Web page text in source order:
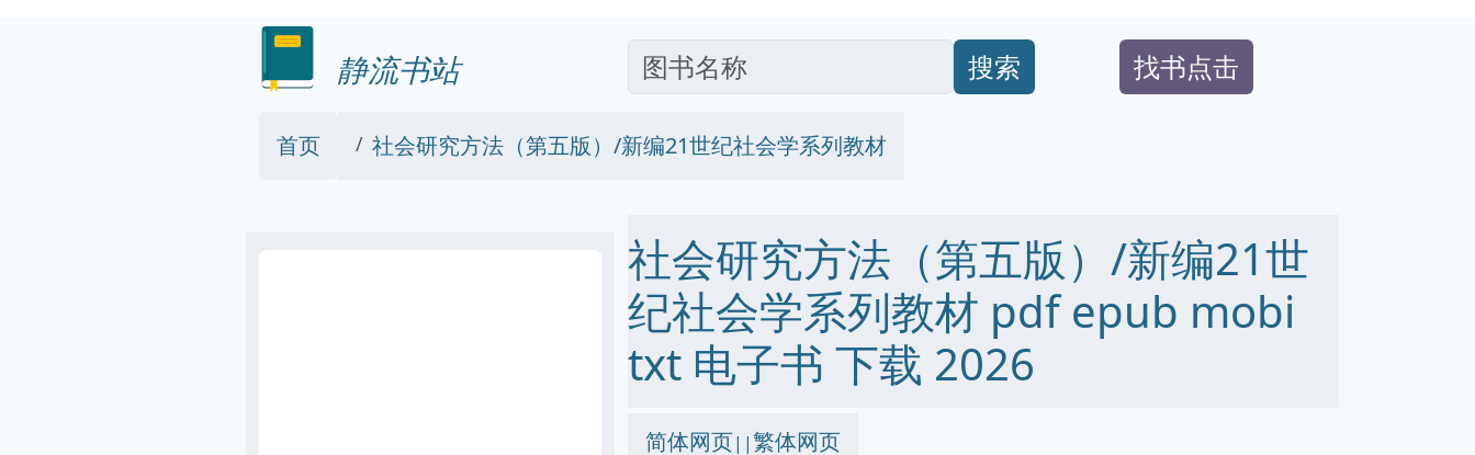
静流书站 搜索 找书点击
首页 社会研究方法（第五版）/新编21世纪社会学系列教材
社会研究方法（第五版）/新编21世
纪社会学系列教材 pdf epub mobi
txt 电子书 下载 2026
简体网页||繁体网页